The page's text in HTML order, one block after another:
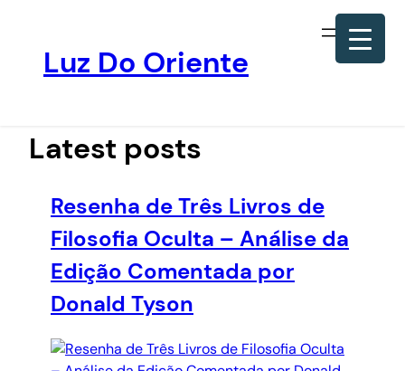
conteúdo
Luz Do Oriente
Latest posts
Resenha de Três Livros de
Filosofia Oculta – Análise da
Edição Comentada por
Donald Tyson